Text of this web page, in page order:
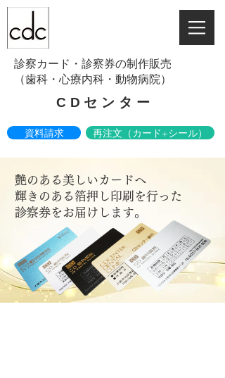
診察カード・診察券の制作販売
​（歯科・心療内科・動物病院）
CDセンター
資料請求 再注文（カード+シール）
0120-800-711
cdcenter@narabo.net
艶のある美しいカードへ
輝きのある箔押し印刷を行った
診察券をお届けします。